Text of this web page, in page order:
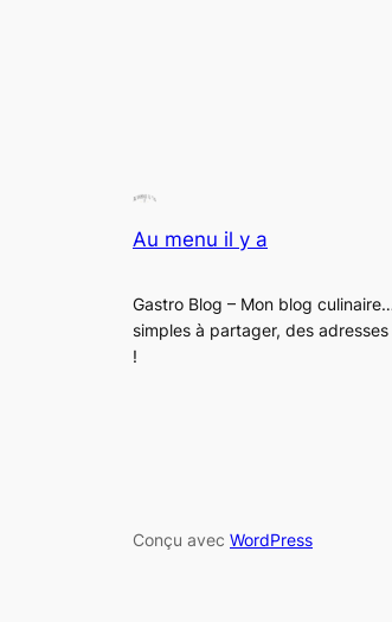
Au menu il y a
Gastro Blog – Mon blog
simples à partager, des
!
Conçu avec WordPress